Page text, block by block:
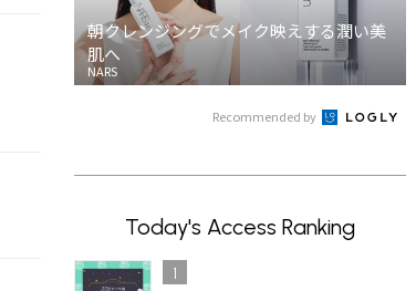
朝クレンジングでメイク映えする潤い美
肌へ
NARS
Recommended by
Today's Access Ranking
1